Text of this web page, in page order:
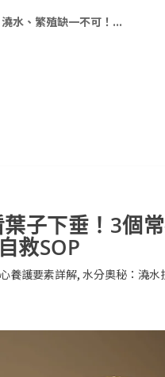
水、繁殖缺一不可！...
子下垂！3個
救SOP
養護要素詳解,水分奧秘：澆水